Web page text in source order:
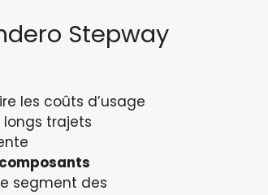
Stepway
les coûts d’usage
trajets
segment des